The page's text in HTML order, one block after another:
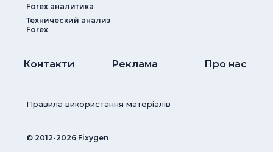
Forex аналитика
Технический анализ
Forex
Контакти Реклама Про нас
© ‎2012-2026 Fixygen
Правила використання матеріалів